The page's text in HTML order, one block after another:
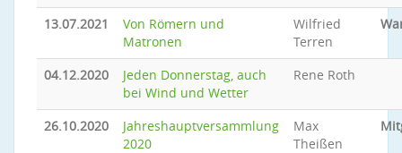
13.07.2021
Von Römern und
Matronen
Wilfried
Terren
04.12.2020
Jeden Donnerstag, auch
bei Wind und Wetter
Rene Roth
26.10.2020
Jahreshauptversammlung
2020
Max
Theißen